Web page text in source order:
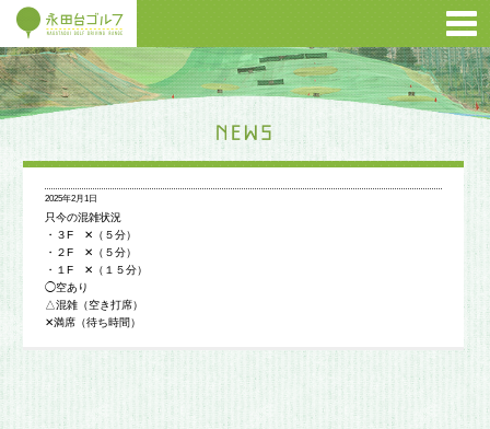
2025年2月1日
只今の混雑状況
・３F ✕（５分）
・２F ✕（５分）
・１F ✕（１５分）
◯空あり
△混雑（空き打席）
✕満席（待ち時間）